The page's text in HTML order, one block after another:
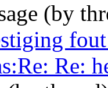
(by
Re: